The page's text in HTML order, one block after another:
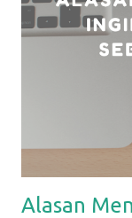
adalah media
kertas memo.
sudah dilaminating
aplikasi Canva,
ditulisi dengan
Alasan